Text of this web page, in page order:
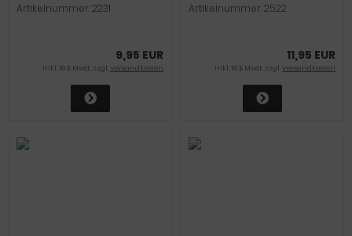
Artikelnummer: 2231
9,95 EUR
inkl. 19 % MwSt. zzgl.Versandkosten
Artikelnummer: 2522
11,95 EUR
inkl. 19 % MwSt. zzgl.Versandkosten